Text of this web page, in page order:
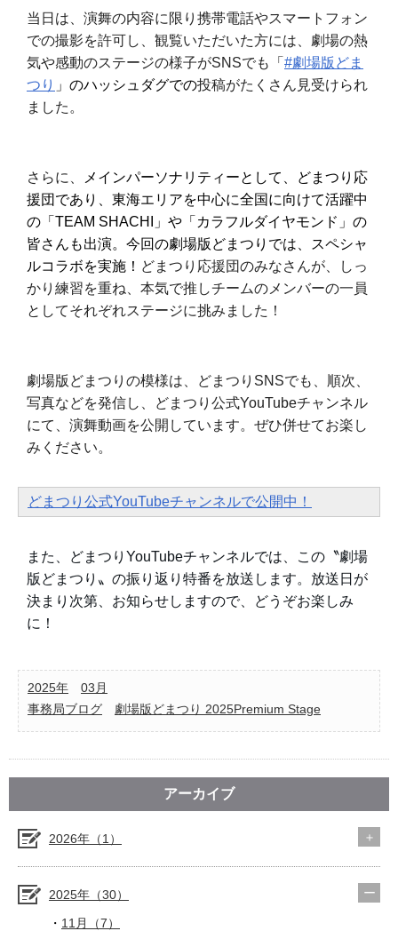
当日は、演舞の内容に限り携帯電話やスマートフォン
での撮影を許可し、観覧いただいた方には、劇場の熱
気や感動のステージの様子がSNSでも「 #劇場版どま
つり 」のハッシュダグでの投稿がたくさん見受けられ
ました。
さらに、
メインパーソナリティーとして、どまつり応
援団であり、東海エリアを中心に全国に向けて活躍中
の「TEAM SHACHI」や「カラフルダイヤモンド」の
皆さんも出演。今回の劇場版どまつりでは、スペシャ
ルコラボを実施！ どまつり応援団のみなさんが、しっ
かり練習を重ね、本気で推しチームのメンバーの一員
としてそれぞれステージに挑みました！
劇場版どまつりの模様は、どまつりSNSでも、順次、
写真などを発信し、どまつり公式YouTubeチャンネル
にて、演舞動画を公開しています。ぜひ併せてお楽し
みください。
どまつり公式YouTubeチャンネルで公開中！
また、どまつりYouTubeチャンネルでは、この〝劇場
版どまつり〟の振り返り特番を放送します。放送日が
決まり次第、お知らせしますので、どうぞお楽しみ
に！
2025年
03月
事務局ブログ
劇場版どまつり 2025Premium Stage
アーカイブ
2026年（1）
2025年（30）
11月（7）